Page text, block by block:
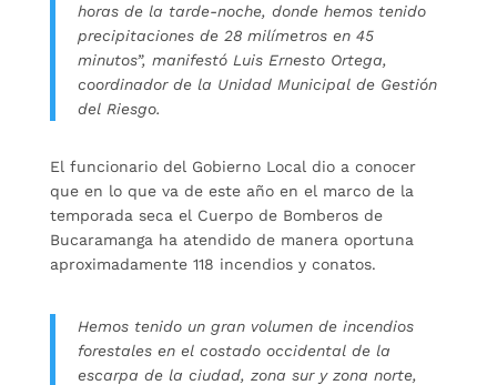
horas de la tarde-noche, donde hemos tenido
precipitaciones de 28 milímetros en 45
minutos”, manifestó Luis Ernesto Ortega,
coordinador de la Unidad Municipal de Gestión
del Riesgo.
El funcionario del Gobierno Local dio a conocer
que en lo que va de este año en el marco de la
temporada seca el Cuerpo de Bomberos de
Bucaramanga ha atendido de manera oportuna
aproximadamente 118 incendios y conatos.
Hemos tenido un gran volumen de incendios
forestales en el costado occidental de la
escarpa de la ciudad, zona sur y zona norte,